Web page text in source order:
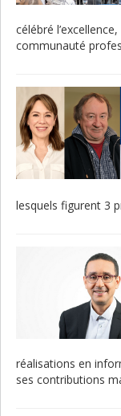
célébré
communauté
lesquels figurent 3
réalisations en
ses contributions